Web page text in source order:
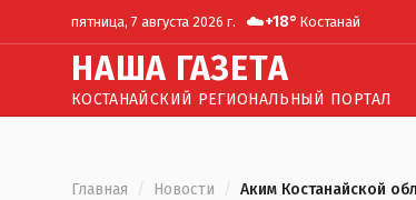
пятница, 7 августа 2026 г. ☁️+18° Костанай
НАША ГАЗЕТА
КОСТАНАЙСКИЙ РЕГИОНАЛЬНЫЙ ПОРТАЛ
Главная / Новости / Аким Костанайской